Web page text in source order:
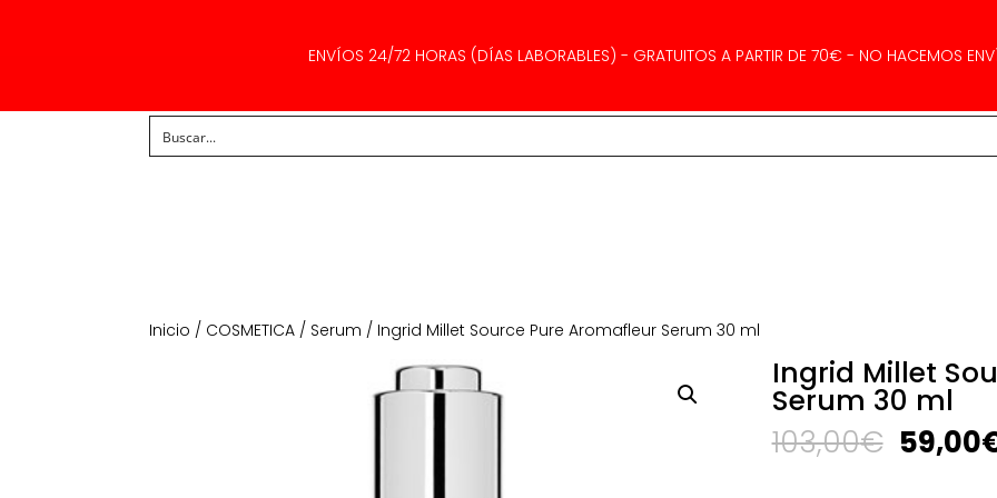
ENVÍOS 24/72 HORAS (DÍAS LABORABLES) - GRATUITOS A PARTIR DE 70€ - NO HACEMOS
Inicio / COSMETICA / Serum / Ingrid Millet Source Pure Aromafleur Serum 30 ml
Ingrid Millet
Serum 30 ml
103,00€ El
precio
59,00